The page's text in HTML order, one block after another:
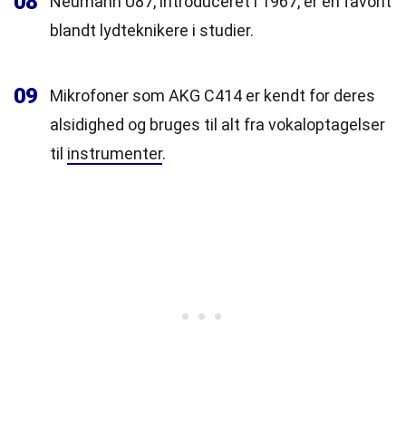
blandt lydteknikere i studier.
09
Mikrofoner som AKG C414 er kendt for deres
alsidighed og bruges til alt fra vokaloptagelser
til instrumenter.